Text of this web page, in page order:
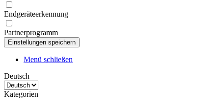
Endgeräteerkennung
Partnerprogramm
Menü schließen
Deutsch
Kategorien